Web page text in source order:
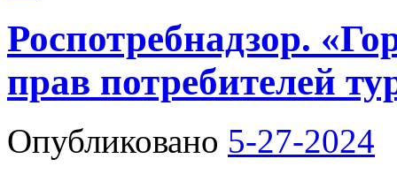
Роспотребнадзор.
прав потребителей
Опубликовано 5-27-2024